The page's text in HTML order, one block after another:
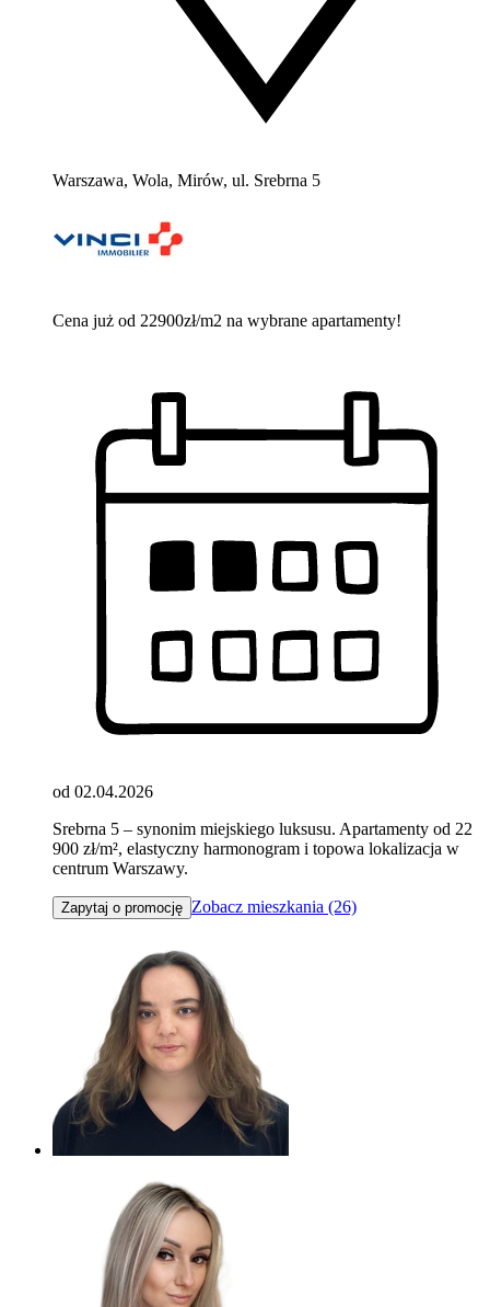
Warszawa, Wola, Mirów, ul. Srebrna 5
Cena już od 22900zł/m2 na wybrane apartamenty!
od 02.04.2026
Srebrna 5 – synonim miejskiego luksusu. Apartamenty od 22
900 zł/m², elastyczny harmonogram i topowa lokalizacja w
centrum Warszawy.
Zapytaj o promocję Zobacz mieszkania (26)